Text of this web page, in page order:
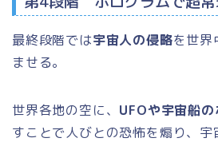
最終段階では宇宙人の侵略を世界
ませる。
世界各地の空に、 UFOや宇宙船
すことで人びとの恐怖を煽り、